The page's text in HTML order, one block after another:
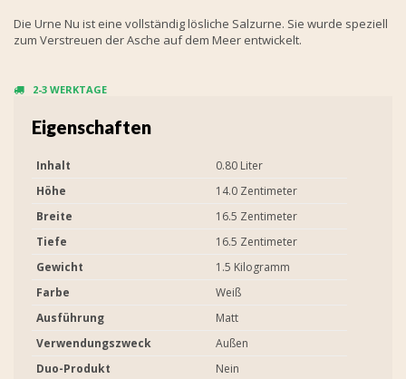
Die Urne Nu ist eine vollständig lösliche Salzurne. Sie wurde speziell
zum Verstreuen der Asche auf dem Meer entwickelt.
2-3 WERKTAGE
Eigenschaften
Inhalt
0.80 Liter
Höhe
14.0 Zentimeter
Breite
16.5 Zentimeter
Tiefe
16.5 Zentimeter
Gewicht
1.5 Kilogramm
Farbe
Weiß
Ausführung
Matt
Verwendungszweck
Außen
Duo-Produkt
Nein